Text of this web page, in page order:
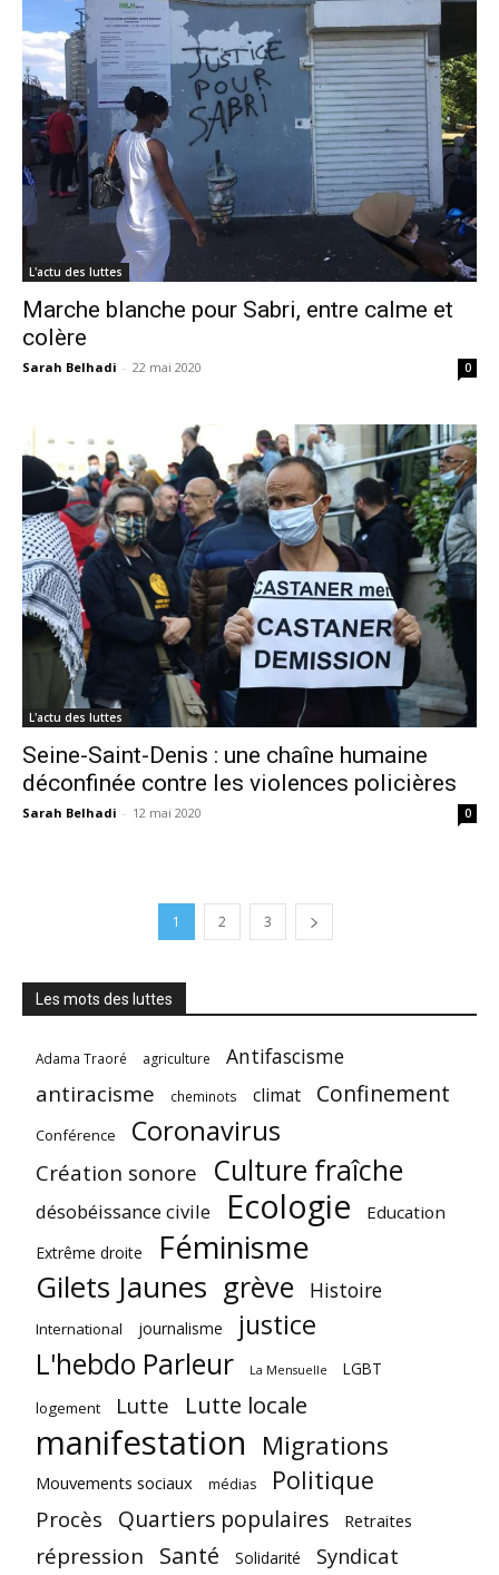
L'actu des luttes
Marche blanche pour Sabri, entre calme et
colère
Sarah Belhadi - 22 mai 2020 0
L'actu des luttes
Seine-Saint-Denis : une chaîne humaine
déconfinée contre les violences policières
Sarah Belhadi - 12 mai 2020 0
1 2 3
Les mots des luttes
Adama Traoré agriculture Antifascisme
antiracisme cheminots climat Confinement
Conférence Coronavirus
Création sonore Culture fraîche
désobéissance civile Ecologie Education
Extrême droite Féminisme
Gilets Jaunes grève Histoire
International journalisme justice
L'hebdo Parleur La Mensuelle
LGBT
logement
Lutte Lutte locale
manifestation Migrations
Mouvements sociaux médias Politique
Procès Quartiers populaires Retraites
répression Santé Solidarité Syndicat